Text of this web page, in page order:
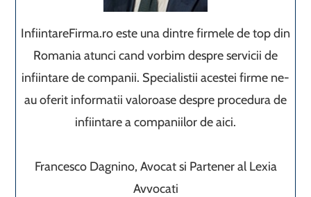
InfiintareFirma.ro este una dintre firmele de top din
Romania atunci cand vorbim despre servicii de
infiintare de companii. Specialistii acestei firme ne-
au oferit informatii valoroase despre procedura de
infiintare a companiilor de aici.
Francesco Dagnino, Avocat si Partener al Lexia
Avvocati